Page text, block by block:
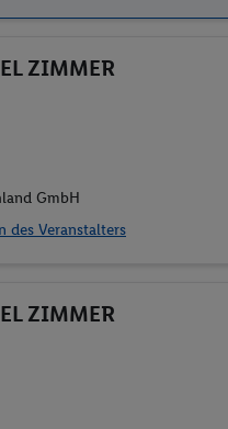
ZIMMER
GmbH
des Veranstalters
ZIMMER